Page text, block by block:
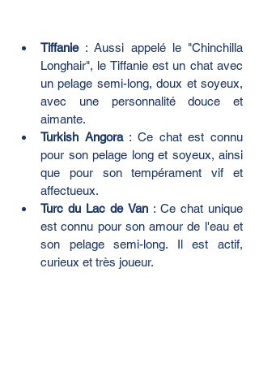
Tiffanie : Aussi appelé le "Chinchilla
Longhair", le Tiffanie est un chat avec
un pelage semi-long, doux et soyeux,
avec une personnalité douce et
aimante.
Turkish Angora : Ce chat est connu
pour son pelage long et soyeux, ainsi
que pour son tempérament vif et
affectueux.
Turc du Lac de Van : Ce chat unique
est connu pour son amour de l'eau et
son pelage semi-long. Il est actif,
curieux et très joueur.